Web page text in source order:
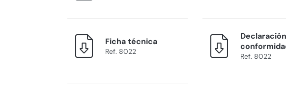
Ficha técnica
Ref. 8022
Ref. 8022